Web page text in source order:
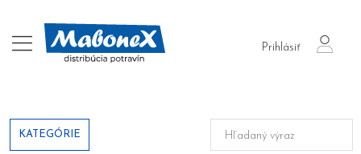
Prihlásiť
login
KATEGÓRIE